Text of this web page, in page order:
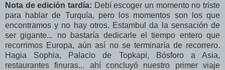
Nota de edición tardía: Debí escoger un momento no triste
para hablar de Turquía, pero los momentos son los que
encontramos y no hay otros. Estambul da la sensación de
ser gigante... no bastaría dedicarle el tiempo entero que
recorrimos Europa, aún así no se terminaría de recorrero.
Hagia Sophia, Palacio de Topkapi, Bósforo a Asia,
restaurantes finuras... ahí concluyó nuestro primer viaje